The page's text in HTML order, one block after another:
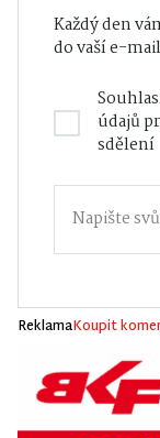
Každý den
do vaší e-
údajů
sdělení
ReklamaKoupit